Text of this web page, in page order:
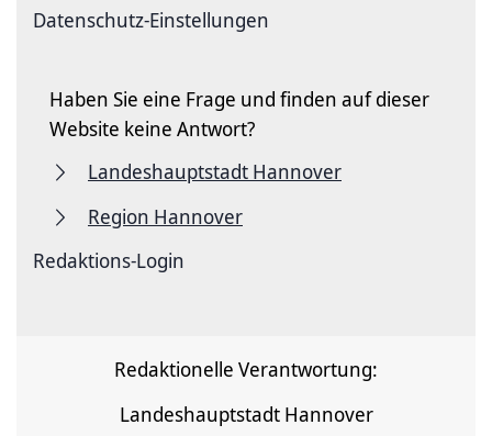
Datenschutz-Einstellungen
Haben Sie eine Frage und finden auf dieser
Website keine Antwort?
Landeshauptstadt Hannover
Region Hannover
Redaktions-Login
Redaktionelle Verantwortung:
Landeshauptstadt Hannover